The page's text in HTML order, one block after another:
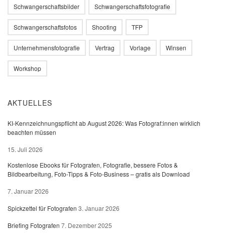
Schwangerschaftsbilder Schwangerschaftsfotografie
Schwangerschaftsfotos Shooting TFP
Unternehmensfotografie Vertrag Vorlage Winsen
Workshop
AKTUELLES
KI-Kennzeichnungspflicht ab August 2026: Was Fotograf:innen wirklich
beachten müssen
15. Juli 2026
Kostenlose Ebooks für Fotografen, Fotografie, bessere Fotos &
Bildbearbeitung, Foto-Tipps & Foto-Business – gratis als Download
7. Januar 2026
Spickzettel für Fotografen 3. Januar 2026
Briefing Fotografen 7. Dezember 2025